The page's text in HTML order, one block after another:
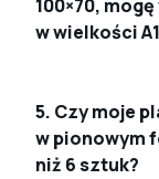
100×70,
w wielkości
5. Czy moje
w pionowym
niż 6 sztuk?